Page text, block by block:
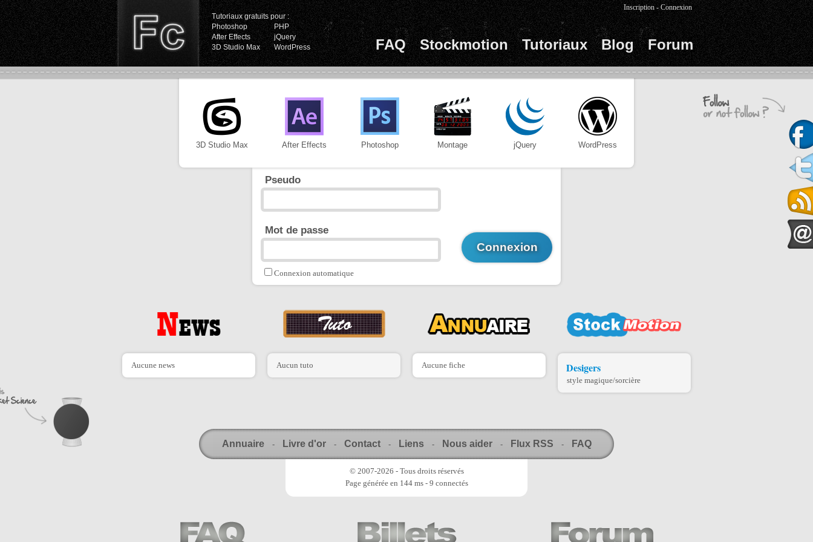
Tutoriaux gratuits pour :
Photoshop
PHP
After Effects
jQuery
3D Studio Max
WordPress FAQ Stockmotion Tutoriaux Blog Forum
Inscription -Connexion
3D Studio Max After Effects Photoshop Montage jQuery WordPress
Pseudo
Mot de passe
Connexion automatique
Aucune news Aucun tuto Aucune fiche Desigers
style magique/sorcière
Annuaire - Livre d'or - Contact - Liens - Nous aider - Flux RSS - FAQ
© 2007-2026 - Tous droits réservés
Page générée en 144 ms - 9 connectés